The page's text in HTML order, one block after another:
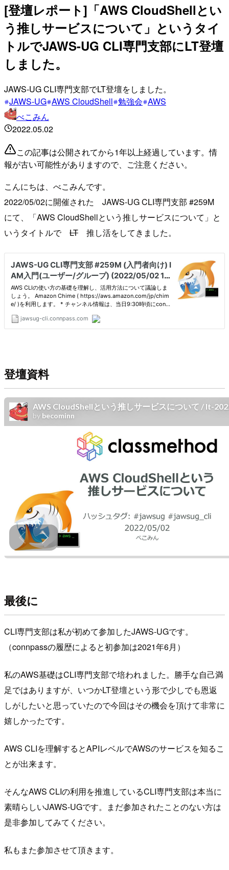
[登壇レポート]「AWS CloudShellとい
う推しサービスについて」というタイ
トルでJAWS-UG CLI専門支部にLT登壇
しました。
JAWS-UG CLI専門支部でLT登壇をしました。
JAWS-UG AWS CloudShell 勉強会 AWS
べこみん
2022.05.02
この記事は公開されてから1年以上経過しています。情
報が古い可能性がありますので、ご注意ください。
こんにちは、べこみんです。
2022/05/02に開催された JAWS-UG CLI専門支部 #259M
にて、「AWS CloudShellという推しサービスについて」と
いうタイトルで LT 推し活をしてきました。
登壇資料
最後に
CLI専門支部は私が初めて参加したJAWS-UGです。
（connpassの履歴によると初参加は2021年6月）
私のAWS基礎はCLI専門支部で培われました。勝手な自己満
足ではありますが、いつかLT登壇という形で少しでも恩返
しがしたいと思っていたので今回はその機会を頂けて非常に
嬉しかったです。
AWS CLIを理解するとAPIレベルでAWSのサービスを知るこ
とが出来ます。
そんなAWS CLIの利用を推進しているCLI専門支部は本当に
素晴らしいJAWS-UGです。まだ参加されたことのない方は
是非参加してみてください。
私もまた参加させて頂きます。